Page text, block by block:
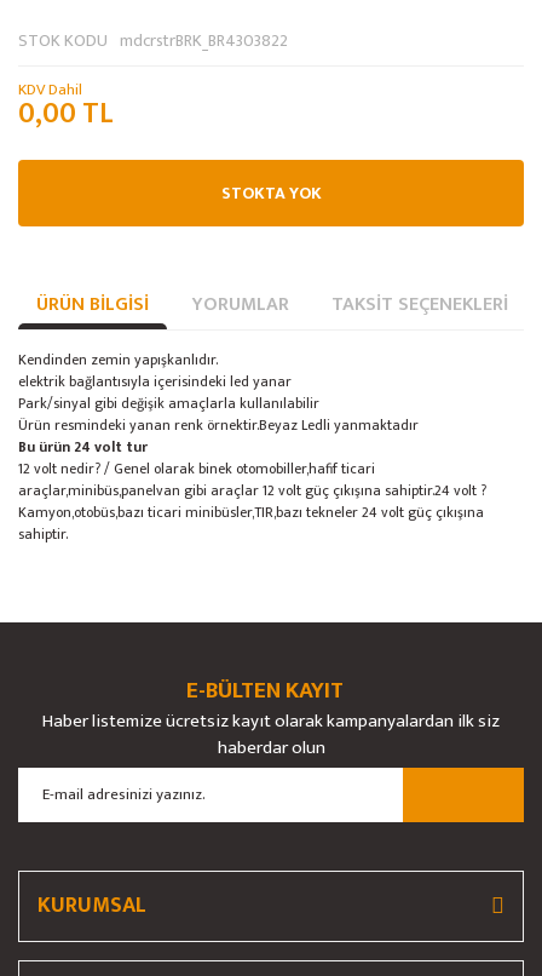
STOK KODU mdcrstrBRK_BR4303822
KDV Dahil
0,00 TL
STOKTA YOK
ÜRÜN BILGISI YORUMLAR TAKSIT SEÇENEKLERI
Kendinden zemin yapışkanlıdır.
elektrik bağlantısıyla içerisindeki led yanar
Park/sinyal gibi değişik amaçlarla kullanılabilir
Ürün resmindeki yanan renk örnektir.Beyaz Ledli yanmaktadır
Bu ürün 24 volt tur
12 volt nedir? / Genel olarak binek otomobiller,hafif ticari
araçlar,minibüs,panelvan gibi araçlar 12 volt güç çıkışına sahiptir.24 volt ?
Kamyon,otobüs,bazı ticari minibüsler,TIR,bazı tekneler 24 volt güç çıkışına
sahiptir.
Bu ürüne ilk yorumu siz yapın!
Yorum Yaz
yetersiz gördüğünüz noktaları öneri formunu kullanarak tarafımıza
Ürün resmi kalitesiz, bozuk veya görüntülenemiyor.
Ürün açıklamasında eksik bilgiler bulunuyor.
Ürün bilgilerinde hatalar bulunuyor.
Ürün fiyatı diğer sitelerden daha pahalı.
E-BÜLTEN KAYIT
Haber listemize ücretsiz kayıt olarak kampanyalardan ilk siz
haberdar olun
KURUMSAL